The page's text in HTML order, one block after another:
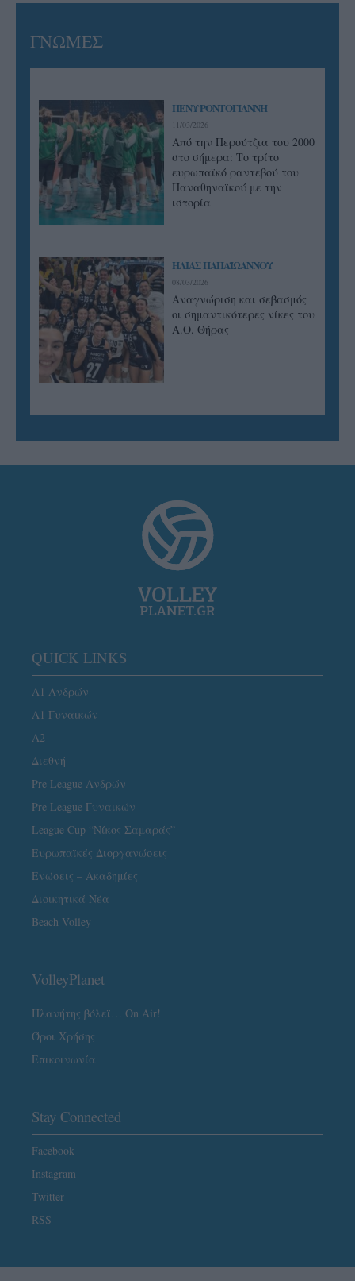
ΓΝΩΜΕΣ
ΠΕΝΥ ΡΟΝΤΟΓΙΑΝΝΗ
11/03/2026
Από την Περούτζια του 2000
στο σήμερα: Tο τρίτο
ευρωπαϊκό ραντεβού του
Παναθηναϊκού με την
ιστορία
ΗΛΙΑΣ ΠΑΠΑΪΩΑΝΝΟΥ
08/03/2026
Αναγνώριση και σεβασμός
οι σημαντικότερες νίκες του
Α.Ο. Θήρας
QUICK LINKS
Α1 Ανδρών
Α1 Γυναικών
A2
Διεθνή
Pre League Ανδρών
Pre League Γυναικών
League Cup “Νίκος Σαμαράς”
Ευρωπαϊκές Διοργανώσεις
Ενώσεις – Ακαδημίες
Διοικητικά Νέα
Beach Volley
VolleyPlanet
Πλανήτης βόλεϊ… On Air!
Όροι Χρήσης
Επικοινωνία
Stay Connected
Facebook
Instagram
Twitter
RSS